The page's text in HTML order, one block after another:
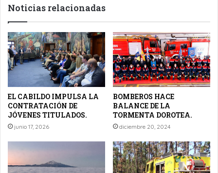
Noticias relacionadas
EL CABILDO IMPULSA LA
CONTRATACIÓN DE
JÓVENES TITULADOS.
junio 17, 2026
BOMBEROS HACE
BALANCE DE LA
TORMENTA DOROTEA.
diciembre 20, 2024